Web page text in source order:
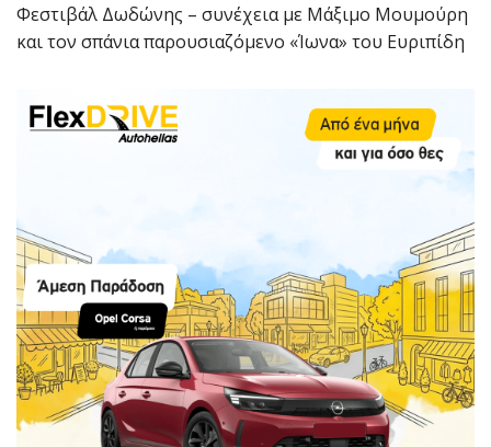
Φεστιβάλ Δωδώνης – συνέχεια με Μάξιμο Μουμούρη
και τον σπάνια παρουσιαζόμενο «Ίωνα» του Ευριπίδη